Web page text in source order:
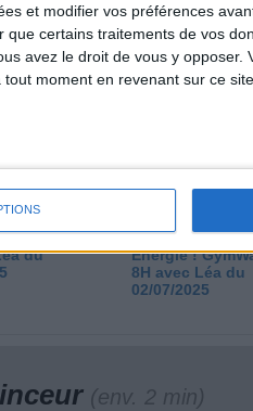
et modifier vos préférences
que certains traitements de vos
avez le droit de vous y opposer.
moment en revenant sur ce
marche
maison ! |
8H avec
08/2025
Étirements et
exercices sur
GymWaouw 8H
Léa du 20/08/
du
Renfo Total,
Énergie !
8H avec Léa du
02/07/2025
(env. 2 min)